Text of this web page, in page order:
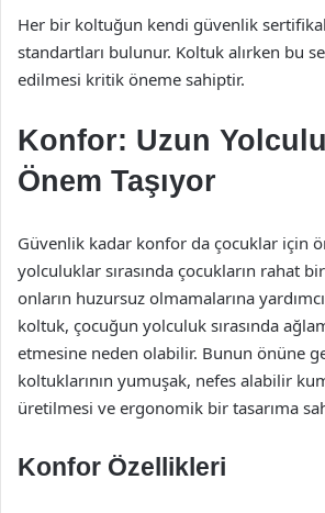
Her bir koltuğun kendi güvenlik
standartları bulunur. Koltuk alırken bu
edilmesi kritik öneme sahiptir.
Konfor: Uzun
Önem Taşıyor
Güvenlik kadar konfor da çocuklar için
yolculuklar sırasında çocukların rahat
onların huzursuz olmamalarına
koltuk, çocuğun yolculuk sırasında
etmesine neden olabilir. Bunun önüne
koltuklarının yumuşak, nefes alabilir
üretilmesi ve ergonomik bir tasarıma
Konfor Özellikleri